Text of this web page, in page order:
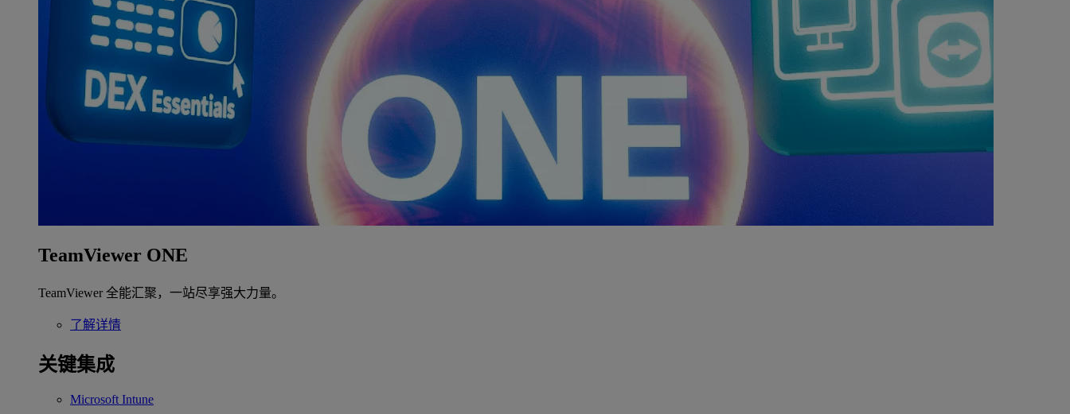
TeamViewer ONE
TeamViewer 全能汇聚，一站尽享强大力量。
了解详情
关键集成
Microsoft Intune